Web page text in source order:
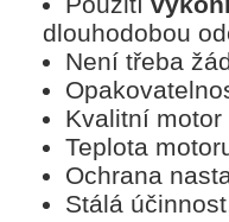
dlouhodobou
Není třeba
Kvalitní
Teplota
Ochrana
Stálá